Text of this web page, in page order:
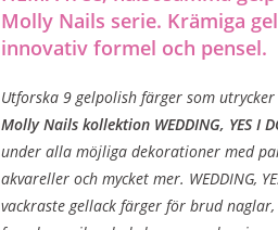
Molly Nails serie. Krämiga
innovativ formel och pensel.
Utforska 9 gelpolish färger som
Molly Nails kollektion WEDDING, YES I
under alla möjliga dekorationer med
akvareller och mycket mer. WEDDING,
vackraste gellack färger för brud